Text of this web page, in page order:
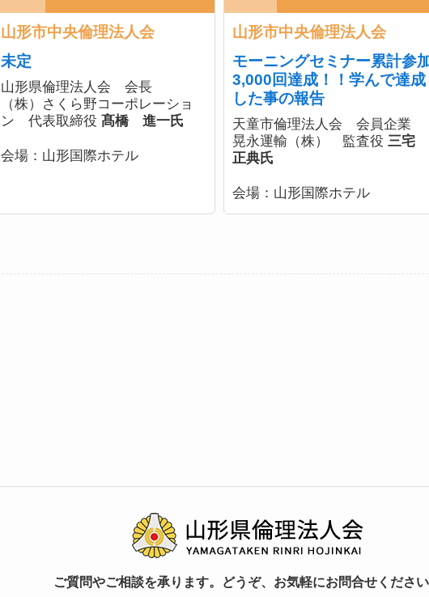
山形市中央倫理法人会
未定
山形県倫理法人会 会長
（株）さくら野コーポレーショ
ン 代表取締役 髙橋 進一氏
会場： 山形国際ホテル
山形市中央倫理法人会
モーニングセミナー累計参
3,000回達成！！学んで達成
した事の報告
天童市倫理法人会 会員企業
晃永運輸（株） 監査役 三宅
正典氏
会場： 山形国際ホテル
ご質問やご相談を承ります。どうぞ、お気軽にお問合せくださ